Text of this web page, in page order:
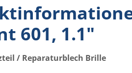
601, 1.1"
/ Reparaturblech Brille